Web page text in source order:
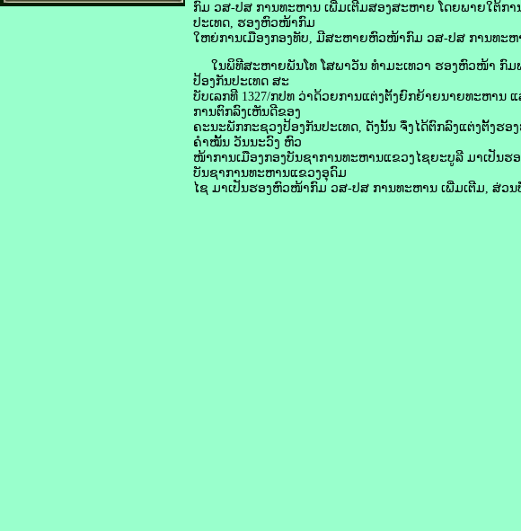
ກົມ ວສ-ປສ ການທະຫານ ເພີ່ມເຕີມສອງສະຫາຍ ໂດຍພາຍໃຕ້ກ
ປະເທດ, ຮອງຫົວໜ້າກົມ
ໃຫຍ່ການເມືອງກອງທັບ, ມີສະຫາຍຫົວໜ້າກົມ ວສ-ປສ ການທະ
ໃນພິທີສະຫາຍພັນໂທ ໂສພາວັນ ທຳມະເທວາ ຮອງຫົວໜ້າ ກົມ
ປ້ອງກັນປະເທດ ສະ
ບັບເລກທີ 1327/ກປທ ວ່າດ້ວຍການແຕ່ງຕັ້ງຍົກຍ້າຍນາຍທະຫານ
ການຕົກລົງເຫັນດີຂອງ
ຄະນະພັກກະຊວງປ້ອງກັນປະເທດ, ດັ່ງນັ້ນ ຈຶ່ງໄດ້ຕົກລົງແຕ່ງຕັ້ງ
ຄຳໝັ້ນ ວັນນະວົງ ຫົວ
ໜ້າການເມືອງກອງບັນຊາການທະຫານແຂວງໄຊຍະບູລີ ມາເປັນ
ບັນຊາການທະຫານແຂວງອຸດົມ
ໄຊ ມາເປັນຮອງຫົວໜ້າກົມ ວສ-ປສ ການທະຫານ ເພີ່ມເຕີມ, ສ່ວ